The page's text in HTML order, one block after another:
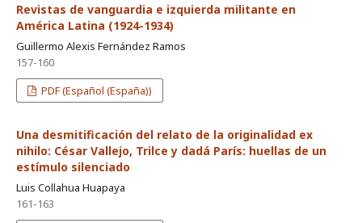
Revistas de vanguardia e izquierda militante en
América Latina (1924-1934)
Guillermo Alexis Fernández Ramos
157-160
PDF (Español (España))
Una desmitificación del relato de la originalidad ex
nihilo: César Vallejo, Trilce y dadá París: huellas de un
estímulo silenciado
Luis Collahua Huapaya
161-163